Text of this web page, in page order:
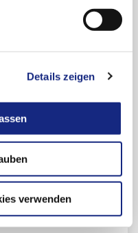
Details zeigen
verwenden
der